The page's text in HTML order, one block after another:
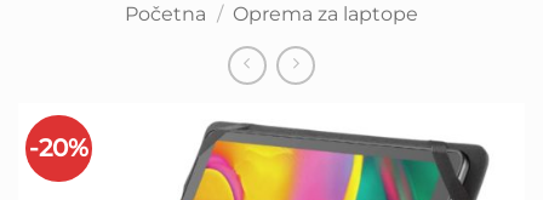
Početna / Oprema za laptope
-20%